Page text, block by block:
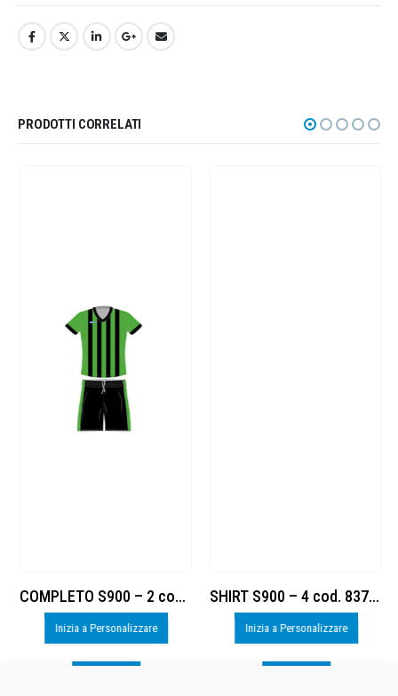
PRODOTTI CORRELATI
COMPLETO S900 – 2 cod. 8377884
Inizia a Personalizzare
SHIRT S900 – 4 cod. 8377885
Inizia a Personalizzare